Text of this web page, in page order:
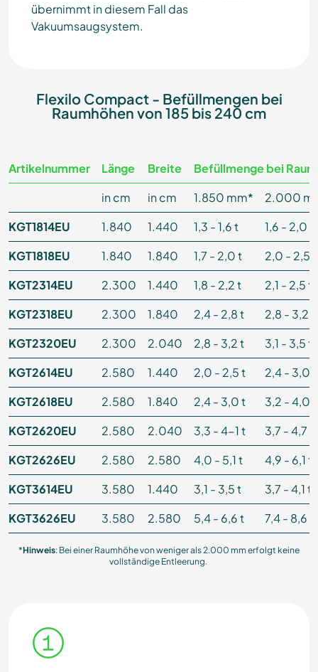
übernimmt in diesem Fall das
Vakuumsaugsystem.
Flexilo Compact - Befüllmengen bei
Raumhöhen von 185 bis 240 cm
Artikelnummer Länge Breite
Befüllmenge bei
in cm
in cm 1.850 mm*
2.000
KGT1814EU
1.840 1.440 1,3 - 1,6 t
1,6 - 2,0 t
KGT1818EU
1.840 1.840 1,7 - 2,0 t
2,0 - 2,5 t
KGT2314EU
2.300 1.440 1,8 - 2,2 t
2,1 - 2,5 t
KGT2318EU
2.300 1.840 2,4 - 2,8 t
2,8 - 3,2 t
KGT2320EU
2.300 2.040 2,8 - 3,2 t
3,1 - 3,5 t
KGT2614EU
2.580 1.440 2,0 - 2,5 t
2,4 - 3,0 t
KGT2618EU
2.580 1.840 2,4 - 3,0 t
3,2 - 4,0 t
KGT2620EU
2.580 2.040 3,3 - 4-1 t
3,7 - 4,7 t
KGT2626EU
2.580 2.580 4,0 - 5,1 t
4,9 - 6,1 t
KGT3614EU
3.580 1.440 3,1 - 3,5 t
3,7 - 4,1 t
KGT3626EU
3.580 2.580 5,4 - 6,6 t 7,4 - 8,6 t
*Hinweis: Bei einer Raumhöhe von weniger als 2.000 mm erfolgt keine
vollständige Entleerung.